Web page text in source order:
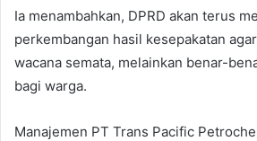
Ia menambahkan, DPRD akan terus
perkembangan hasil kesepakatan
wacana semata, melainkan benar-
bagi warga.
Manajemen PT Trans Pacific